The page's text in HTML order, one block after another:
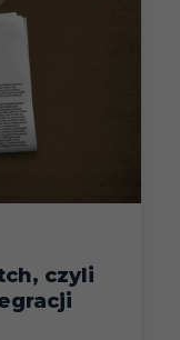
czyli